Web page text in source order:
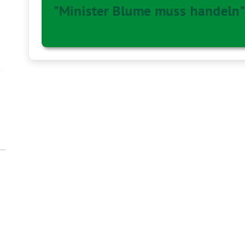
"Minister Blume muss handeln"